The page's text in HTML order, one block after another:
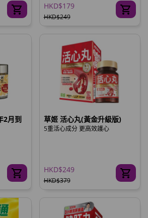
HKD$179
HKD$249
2月到
草姬 活心丸(黃金升級版)
5重活心成分 更高效護心
HKD$249
HKD$379